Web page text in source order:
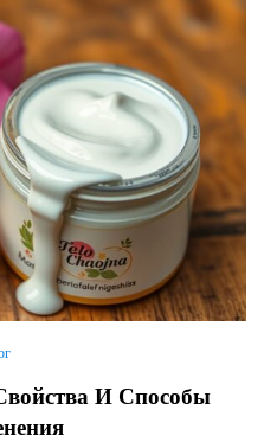
И Способы